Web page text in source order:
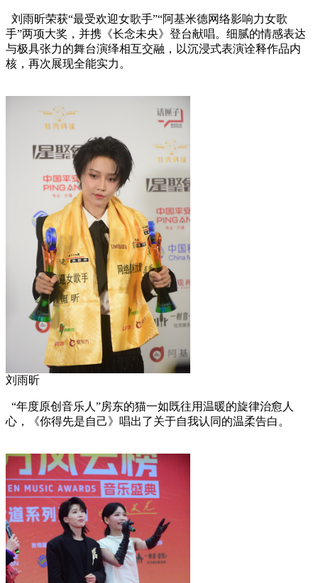
刘雨昕荣获“最受欢迎女歌手”“阿基米德网络影响力女歌
手”两项大奖，并携《长念未央》登台献唱。细腻的情感表达
与极具张力的舞台演绎相互交融，以沉浸式表演诠释作品内
核，再次展现全能实力。
刘雨昕
“年度原创音乐人”房东的猫一如既往用温暖的旋律治愈人
心，《你得先是自己》唱出了关于自我认同的温柔告白。